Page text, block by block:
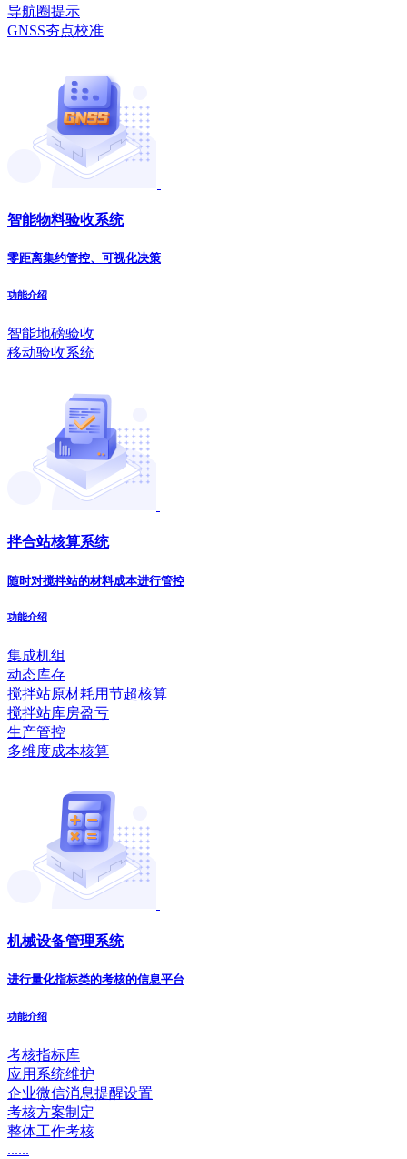
导航圈提示
GNSS夯点校准
智能物料验收系统
零距离集约管控、可视化决策
功能介绍
智能地磅验收
移动验收系统
拌合站核算系统
随时对搅拌站的材料成本进行管控
功能介绍
集成机组
动态库存
搅拌站原材耗用节超核算
搅拌站库房盈亏
生产管控
多维度成本核算
机械设备管理系统
进行量化指标类的考核的信息平台
功能介绍
考核指标库
应用系统维护
企业微信消息提醒设置
考核方案制定
整体工作考核
......